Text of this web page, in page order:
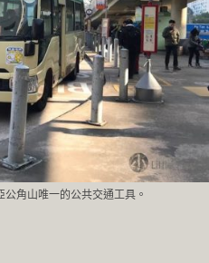
角山唯一的公共交通工具。